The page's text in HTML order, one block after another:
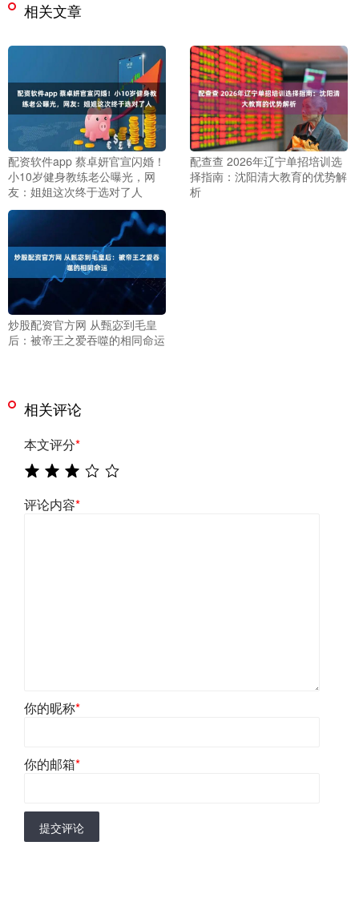
相关文章
配资软件app 蔡卓妍官宣闪婚！
小10岁健身教练老公曝光，网
友：姐姐这次终于选对了人
配查查 2026年辽宁单招培训选
择指南：沈阳清大教育的优势解
析
炒股配资官方网 从甄宓到毛皇
后：被帝王之爱吞噬的相同命运
相关评论
本文评分*
评论内容*
你的昵称*
你的邮箱*
提交评论